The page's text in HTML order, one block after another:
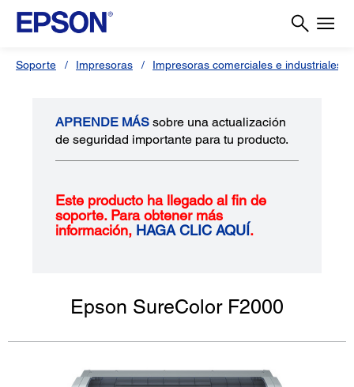
Soporte Impresoras Impresoras comerciales e industriales
APRENDE MÁS sobre una actualización
de seguridad importante para tu producto.
Este producto ha llegado al fin de
soporte. Para obtener más
información, HAGA CLIC AQUÍ.
Epson SureColor F2000